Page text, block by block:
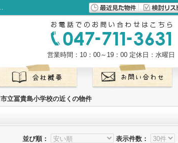
不動産をお探しなら株式会社LibOneへ
営業時間：10：00～19：00 定休日：水曜日
立冨貴島小学校の近くの物件
並び順： 表示件数：